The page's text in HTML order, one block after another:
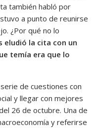
también habló por
a punto de reunirse
¿Por qué no lo
eludió la cita con un
temía era que lo
de cuestiones con
y llegar con mejores
26 de octubre. Una de
y referirse